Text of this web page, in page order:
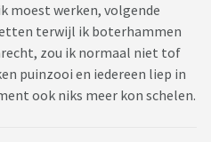
moest werken, volgende
terwijl ik boterhammen
zou ik normaal niet tof
puinzooi en iedereen liep in
ook niks meer kon schelen.